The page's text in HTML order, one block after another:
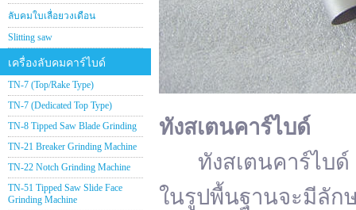
ลับคมใบเลื่อยวงเดือน
Slitting saw
เครื่องลับคมคาร์ไบด์
TN-7 (Top/Rake Type)
TN-7 (Dedicated Top Type)
TN-8 Tipped Saw Blade Grinding
TN-21 Breaker Grinding Machine
TN-22 Notch Grinding Machine
TN-51 Tipped Saw Slide Face
Grinding Machine
ทังสเตนคาร์ไบด์
ทังสเตนคาร์ไบด์ (
ในรูปพื้นฐานจะมีลัก